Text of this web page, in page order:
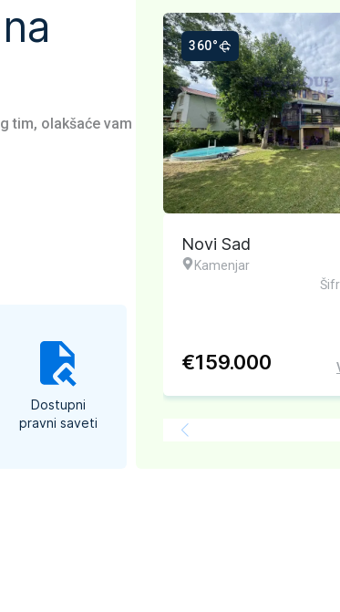
tim, olakšaće vam
Dostupni
pravni saveti
Više Detalja
360°
Ekskluzivna ponuda
Novi Sad
Grbavica
€206.900